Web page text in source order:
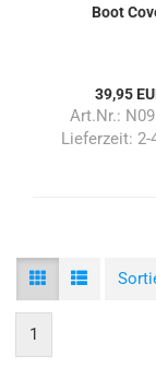
Boot
39,95
Art.Nr.:
Lieferzeit: 2-
1